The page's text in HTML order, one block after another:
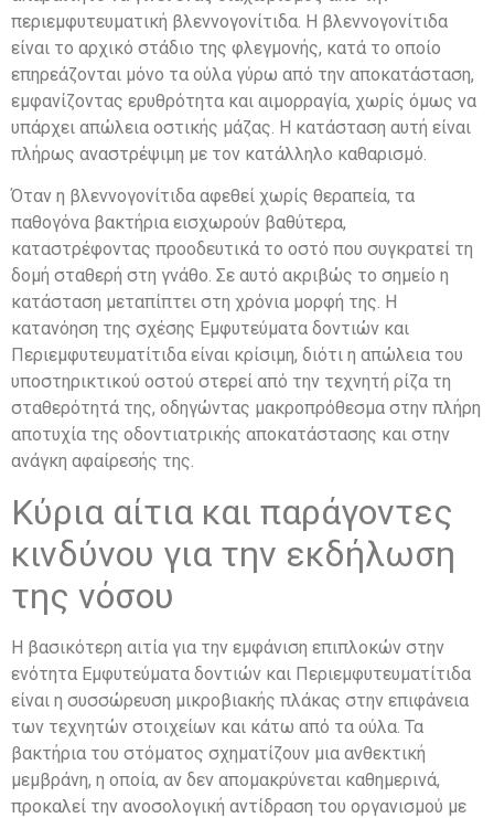
περιεμφυτευματική βλεννογονίτιδα. Η βλεννογονίτιδα
είναι το αρχικό στάδιο της φλεγμονής, κατά το οποίο
επηρεάζονται μόνο τα ούλα γύρω από την αποκατάσταση,
εμφανίζοντας ερυθρότητα και αιμορραγία, χωρίς όμως να
υπάρχει απώλεια οστικής μάζας. Η κατάσταση αυτή είναι
πλήρως αναστρέψιμη με τον κατάλληλο καθαρισμό.
Όταν η βλεννογονίτιδα αφεθεί χωρίς θεραπεία, τα
παθογόνα βακτήρια εισχωρούν βαθύτερα,
καταστρέφοντας προοδευτικά το οστό που συγκρατεί τη
δομή σταθερή στη γνάθο. Σε αυτό ακριβώς το σημείο η
κατάσταση μεταπίπτει στη χρόνια μορφή της. Η
κατανόηση της σχέσης Εμφυτεύματα δοντιών και
Περιεμφυτευματίτιδα είναι κρίσιμη, διότι η απώλεια του
υποστηρικτικού οστού στερεί από την τεχνητή ρίζα τη
σταθερότητά της, οδηγώντας μακροπρόθεσμα στην πλήρη
αποτυχία της οδοντιατρικής αποκατάστασης και στην
ανάγκη αφαίρεσής της.
Κύρια αίτια και παράγοντες
κινδύνου για την εκδήλωση
της νόσου
Η βασικότερη αιτία για την εμφάνιση επιπλοκών στην
ενότητα Εμφυτεύματα δοντιών και Περιεμφυτευματίτιδα
είναι η συσσώρευση μικροβιακής πλάκας στην επιφάνεια
των τεχνητών στοιχείων και κάτω από τα ούλα. Τα
βακτήρια του στόματος σχηματίζουν μια ανθεκτική
μεμβράνη, η οποία, αν δεν απομακρύνεται καθημερινά,
προκαλεί την ανοσολογική αντίδραση του οργανισμού με